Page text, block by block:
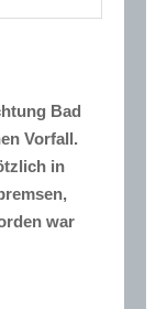
Bad
Vorfall.
in
war